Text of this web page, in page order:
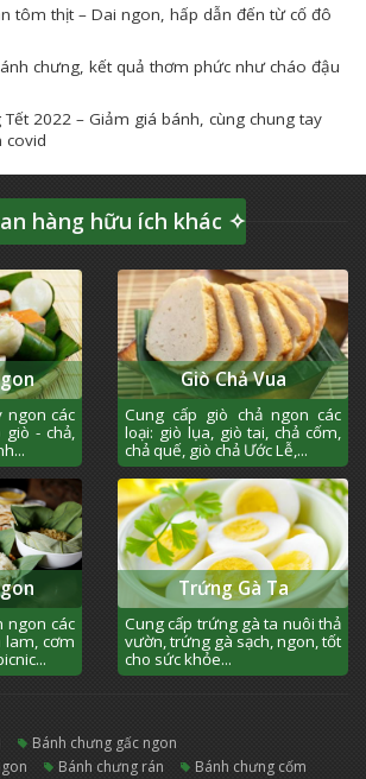
tôm thịt – Dai ngon, hấp dẫn đến từ cố đô
chưng, kết quả thơm phức như cháo đậu
2022 – Giảm giá bánh, cùng chung tay
covid
hàng hữu ích khác ✧
ngon các
giò - chả,
Giò Chả Vua
Cung cấp giò chả ngon các
loại: giò lụa, giò tai, chả cốm,
chả quế, giò chả Ước Lễ,...
ngon các
lam, cơm
Trứng Gà Ta
Cung cấp trứng gà ta nuôi thả
vườn, trứng gà sạch, ngon, tốt
cho sức khỏe...
bánh chưng gấc ngon
bánh chưng rán
bánh chưng cốm